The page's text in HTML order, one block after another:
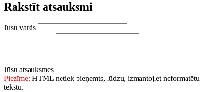
Rakstīt atsauksmi
Jūsu vārds
Jūsu atsauksmes
Piezīme: HTML netiek pieņemts, lūdzu, izmantojiet neformatētu
tekstu.